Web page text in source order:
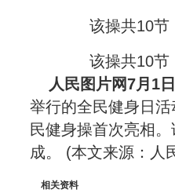
该操共10节
该操共10节
人民图片网7月1
举行的全民健身日
民健身操首次亮相
成。 (本文来源：人
相关资料